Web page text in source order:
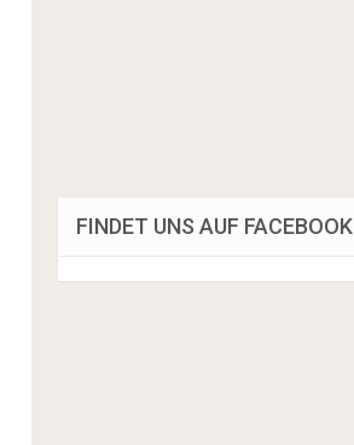
FINDET UNS AUF FACEBOOK